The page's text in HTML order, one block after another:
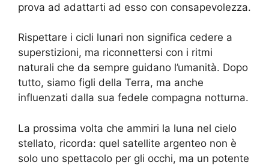
prova ad adattarti ad esso con consapevolezza.
Rispettare i cicli lunari non significa cedere a
superstizioni, ma riconnettersi con i ritmi
naturali che da sempre guidano l’umanità. Dopo
tutto, siamo figli della Terra, ma anche
influenzati dalla sua fedele compagna notturna.
La prossima volta che ammiri la luna nel cielo
stellato, ricorda: quel satellite argenteo non è
solo uno spettacolo per gli occhi, ma un potente